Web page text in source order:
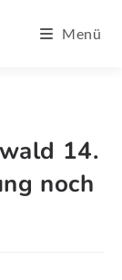
Menü
14.
noch